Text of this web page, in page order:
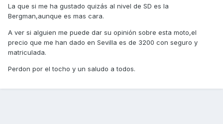
La que si me ha gustado quizás al nivel de SD es la
Bergman,aunque es mas cara.
A ver si alguien me puede dar su opinión sobre esta moto,el
precio que me han dado en Sevilla es de 3200 con seguro y
matriculada.
Perdon por el tocho y un saludo a todos.